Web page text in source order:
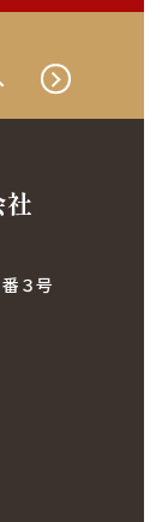
３号